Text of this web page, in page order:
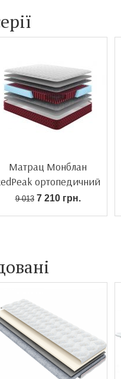
Матрац Монблан
ортопедичний
9 0137 210 грн.